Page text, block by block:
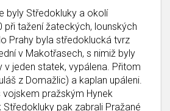
byly Středokluky a okolí
při tažení žateckých, lounských
Prahy byla středoklucká tvrz
v Makotřasech, s nimiž byly
v jeden statek, vypálena. Přitom
z Domažlic) a kaplan upáleni.
pražským Hynek
pak zabrali Pražané